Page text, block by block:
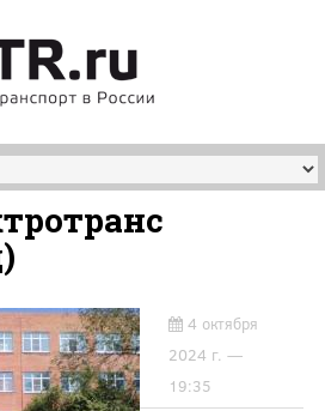
4 октября
2024 г. —
19:35